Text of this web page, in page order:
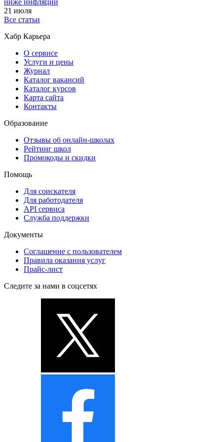
21 июля
Все статьи
Хабр Карьера
О сервисе
Услуги и цены
Журнал
Каталог вакансий
Каталог курсов
Карта сайта
Контакты
Образование
Отзывы об онлайн-школах
Рейтинг школ
Промокоды и скидки
Помощь
Для соискателя
Для работодателя
API сервиса
Служба поддержки
Документы
Соглашение с пользователем
Правила оказания услуг
Прайс-лист
Следите за нами в соцсетях